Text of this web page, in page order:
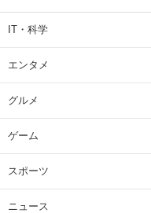
IT・科学
エンタメ
グルメ
ゲーム
スポーツ
ニュース